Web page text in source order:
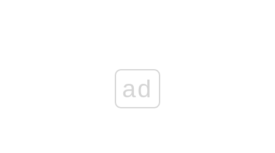
ad